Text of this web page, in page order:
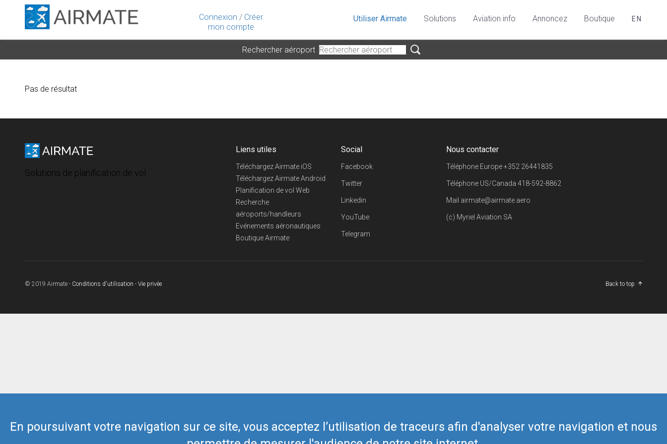
Connexion / Créer
mon compte
En poursuivant votre navigation sur ce site, vous acceptez l’utilisation de traceurs afin d'analyser votre navigation et nous
Utiliser Airmate Solutions Aviation info Annoncez Boutique EN
Rechercher aéroport
Pas de résultat
Solutions de planification de vol
Liens utiles
Téléchargez Airmate iOS
Téléchargez Airmate Android
Planification de vol Web
Recherche
aéroports/handleurs
Evénements aéronautiques
Boutique Airmate
Social
Facebook
Twitter
Linkedin
YouTube
Telegram
Nous contacter
Téléphone Europe+352 26441835
Téléphone US/Canada418-592-8862
Mail airmate@airmate.aero
(c) Myriel Aviation SA
© 2019 Airmate - Conditions d'utilisation - Vie privée Back to top